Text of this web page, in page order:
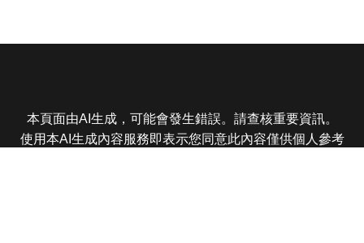
本頁面由AI生成，可能會發生錯誤。請查核重要資訊。
使用本AI生成內容服務即表示您同意此內容僅供個人參考